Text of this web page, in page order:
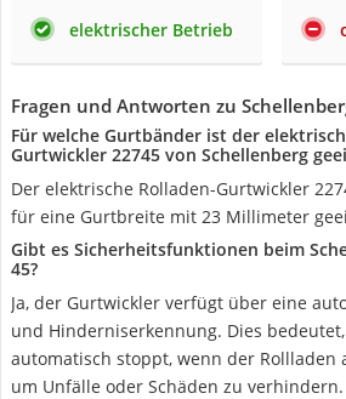
elektrischer Betrieb
Fragen und Antworten zu
Für welche Gurtbänder ist der
Gurtwickler 22745 von Schellenberg
Der elektrische Rolladen-Gurtwickler
für eine Gurtbreite mit 23 Millimeter
Gibt es Sicherheitsfunktionen beim
45?
Ja, der Gurtwickler verfügt über eine
und Hinderniserkennung. Dies
automatisch stoppt, wenn der
um Unfälle oder Schäden zu verhindern.